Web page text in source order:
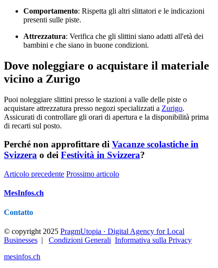
Comportamento: Rispetta gli altri slittatori e le indicazioni
presenti sulle piste.
Attrezzatura: Verifica che gli slittini siano adatti all'età dei
bambini e che siano in buone condizioni.
Dove noleggiare o acquistare il materiale
vicino a Zurigo
Puoi noleggiare slittini presso le stazioni a valle delle piste o
acquistare attrezzatura presso negozi specializzati a Zurigo.
Assicurati di controllare gli orari di apertura e la disponibilità prima
di recarti sul posto.
Perché non approfittare di Vacanze scolastiche in
Svizzera o dei Festività in Svizzera?
Articolo precedente Prossimo articolo
MesInfos.ch
Contatto
© copyright 2025 PragmUtopia · Digital Agency for Local
Businesses | Condizioni Generali Informativa sulla Privacy
mesinfos.ch